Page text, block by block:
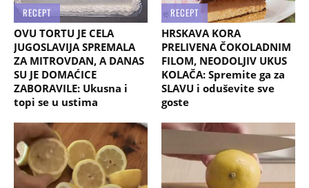
RECEPT
OVU TORTU JE CELA
JUGOSLAVIJA SPREMALA
ZA MITROVDAN, A DANAS
SU JE DOMAĆICE
ZABORAVILE: Ukusna i
topi se u ustima
RECEPT
HRSKAVA KORA
PRELIVENA ČOKOLADNIM
FILOM, NEODOLJIV UKUS
KOLAČA: Spremite ga za
SLAVU i oduševite sve
goste